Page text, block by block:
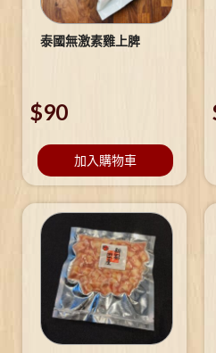
泰國無激素雞上脾
$90
加入購物車